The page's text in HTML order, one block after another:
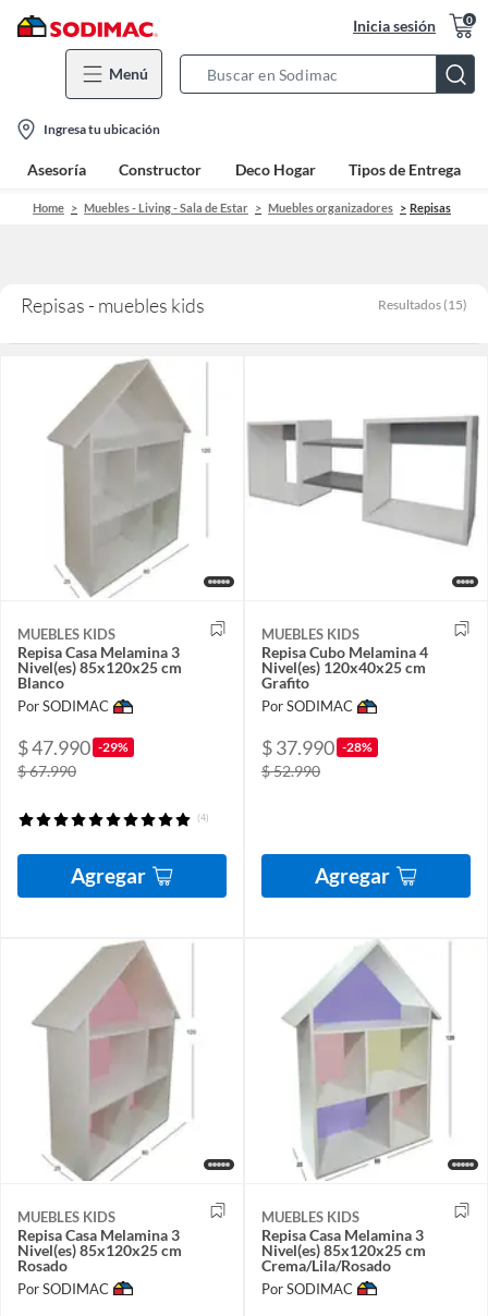
Inicia sesión 0
Menú
Bar
location-
icon
Ingresa tu ubicación
Asesoría Constructor Deco Hogar Tipos de Entrega
Home Muebles - Living - Sala de Estar Muebles organizadores Repisas
Repisas - muebles kids Resultados (15)
MUEBLES KIDS
Repisa Casa Melamina 3
Nivel(es) 85x120x25 cm
Blanco
Por SODIMAC
$ 47.990 -29%
$ 67.990
(4)
Agregar
MUEBLES KIDS
Repisa Cubo Melamina 4
Nivel(es) 120x40x25 cm
Grafito
Por SODIMAC
$ 37.990 -28%
$ 52.990
Agregar
MUEBLES KIDS
Repisa Casa Melamina 3
Nivel(es) 85x120x25 cm
Rosado
Por SODIMAC
MUEBLES KIDS
Repisa Casa Melamina 3
Nivel(es) 85x120x25 cm
Crema/Lila/Rosado
Por SODIMAC